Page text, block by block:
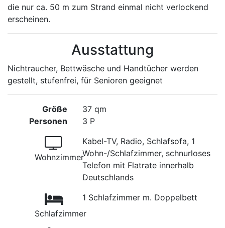
die nur ca. 50 m zum Strand einmal nicht verlockend
erscheinen.
Ausstattung
Nichtraucher, Bettwäsche und Handtücher werden
gestellt, stufenfrei, für Senioren geeignet
Größe
Personen
37 qm
3 P
Wohnzimmer
Kabel-TV, Radio, Schlafsofa, 1
Wohn-/Schlafzimmer, schnurloses
Telefon mit Flatrate innerhalb
Deutschlands
Schlafzimmer
1 Schlafzimmer m. Doppelbett